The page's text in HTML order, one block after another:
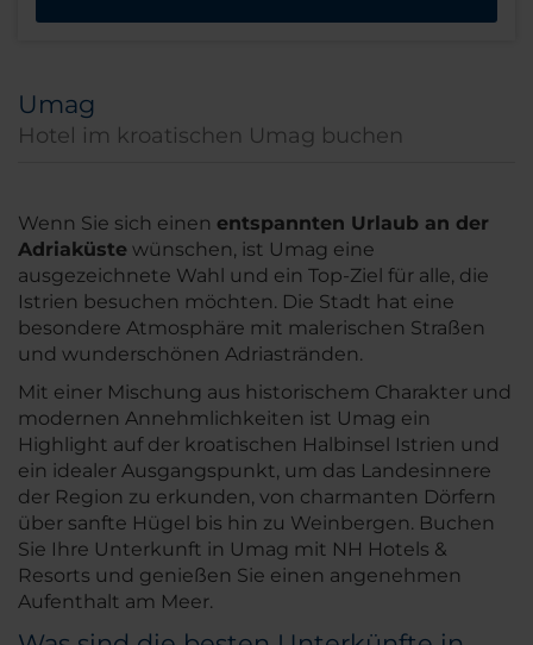
Umag
Hotel im kroatischen Umag buchen
Wenn Sie sich einen entspannten Urlaub an der
Adriaküste wünschen, ist Umag eine
ausgezeichnete Wahl und ein Top-Ziel für alle, die
Istrien besuchen möchten. Die Stadt hat eine
besondere Atmosphäre mit malerischen Straßen
und wunderschönen Adriastränden.
Mit einer Mischung aus historischem Charakter und
modernen Annehmlichkeiten ist Umag ein
Highlight auf der kroatischen Halbinsel Istrien und
ein idealer Ausgangspunkt, um das Landesinnere
der Region zu erkunden, von charmanten Dörfern
über sanfte Hügel bis hin zu Weinbergen. Buchen
Sie Ihre Unterkunft in Umag mit NH Hotels &
Resorts und genießen Sie einen angenehmen
Aufenthalt am Meer.